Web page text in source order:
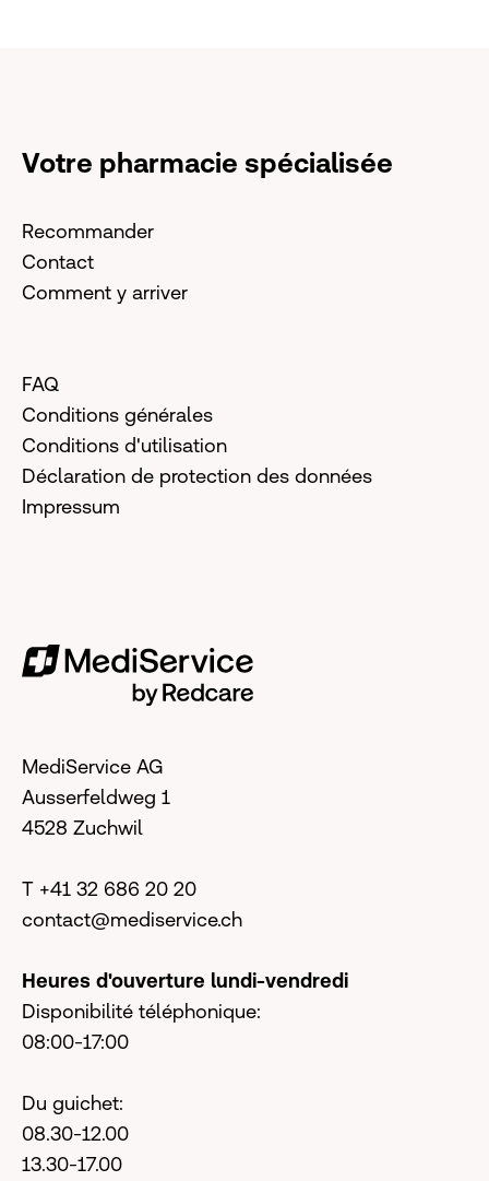
Votre pharmacie spécialisée
Recommander
Contact
Comment y arriver
FAQ
Conditions générales
Conditions d'utilisation
Déclaration de protection des données
Impressum
MediService AG
Ausserfeldweg 1
4528 Zuchwil
T +41 32 686 20 20
contact@mediservice.ch
Heures d'ouverture lundi-vendredi
Disponibilité téléphonique:
08:00-17:00
Du guichet:
08.30-12.00
13.30-17.00